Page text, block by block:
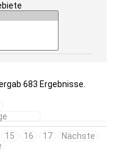
683 Ergebnisse.
15 16 17
Nächste